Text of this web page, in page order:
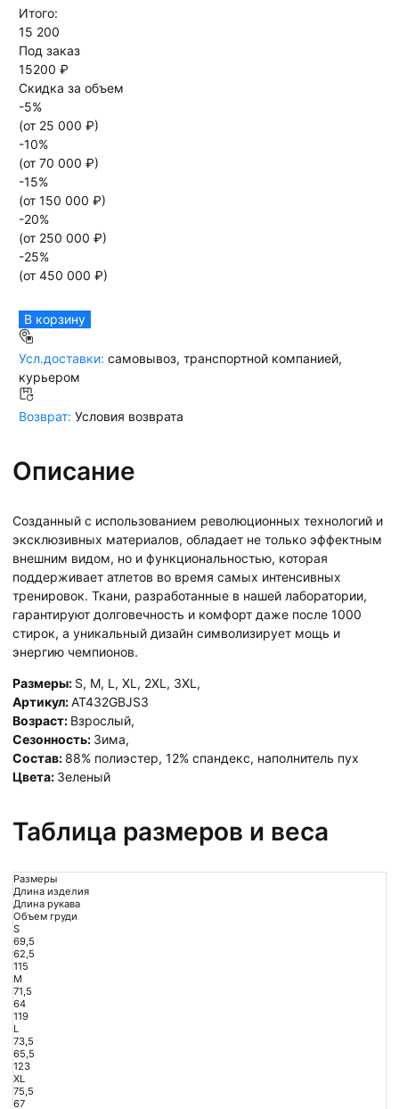
Итого:
15 200
Под заказ
15200 ₽
Скидка за объем
-5%
(от 25 000 ₽)
-10%
(от 70 000 ₽)
-15%
(от 150 000 ₽)
-20%
(от 250 000 ₽)
-25%
(от 450 000 ₽)
В корзину
Усл.доставки: самовывоз, транспортной компанией,
курьером
Возврат: Условия возврата
Описание
Созданный с использованием революционных технологий и
эксклюзивных материалов, обладает не только эффектным
внешним видом, но и функциональностью, которая
поддерживает атлетов во время самых интенсивных
тренировок. Ткани, разработанные в нашей лаборатории,
гарантируют долговечность и комфорт даже после 1000
стирок, а уникальный дизайн символизирует мощь и
энергию чемпионов.
Размеры: S, M, L , XL , 2XL , 3XL ,
Артикул:AT432GBJS3
Возраст: Взрослый,
Сезонность: Зима,
Состав: 88% полиэстер, 12% спандекс, наполнитель пух
Цвета: Зеленый
Таблица размеров и веса
Размеры
Длина изделия
Длина рукава
Объем груди
S
69,5
62,5
115
M
71,5
64
119
L
73,5
65,5
123
XL
75,5
67